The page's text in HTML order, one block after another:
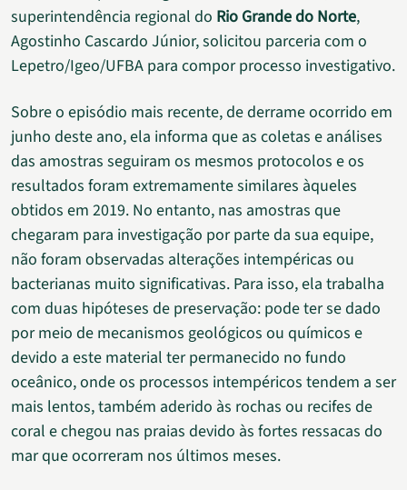
superintendência regional do Rio Grande do Norte,
Agostinho Cascardo Júnior, solicitou parceria com o
Lepetro/Igeo/UFBA para compor processo investigativo.
Sobre o episódio mais recente, de derrame ocorrido em
junho deste ano, ela informa que as coletas e análises
das amostras seguiram os mesmos protocolos e os
resultados foram extremamente similares àqueles
obtidos em 2019. No entanto, nas amostras que
chegaram para investigação por parte da sua equipe,
não foram observadas alterações intempéricas ou
bacterianas muito significativas. Para isso, ela trabalha
com duas hipóteses de preservação: pode ter se dado
por meio de mecanismos geológicos ou químicos e
devido a este material ter permanecido no fundo
oceânico, onde os processos intempéricos tendem a ser
mais lentos, também aderido às rochas ou recifes de
coral e chegou nas praias devido às fortes ressacas do
mar que ocorreram nos últimos meses.